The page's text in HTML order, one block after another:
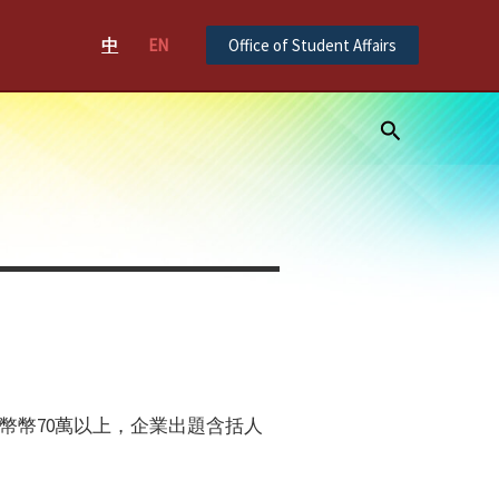
中 EN Office of Student Affairs
Search
幣70萬以上，企業出題含括人